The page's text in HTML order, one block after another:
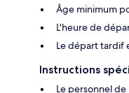
Âge minimum
L'heure de
Le départ tardif
Instructions
Le personnel